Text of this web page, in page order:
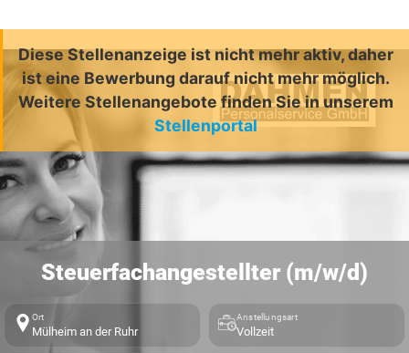
Diese Stellenanzeige ist nicht mehr aktiv, daher
ist eine Bewerbung darauf nicht mehr möglich.
Weitere Stellenangebote finden Sie in unserem
Stellenportal
Steuerfachangestellter (m/w/d)
Ort
Mülheim an der Ruhr
Anstellungsart
Vollzeit